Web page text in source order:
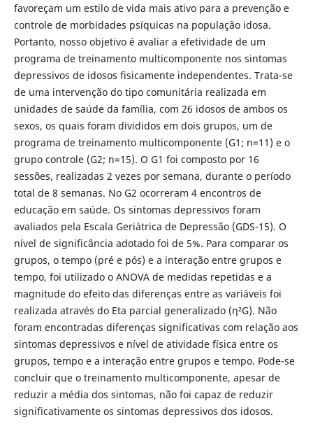
favoreçam um estilo de vida mais ativo para a prevenção e
controle de morbidades psíquicas na população idosa.
Portanto, nosso objetivo é avaliar a efetividade de um
programa de treinamento multicomponente nos sintomas
depressivos de idosos fisicamente independentes. Trata-se
de uma intervenção do tipo comunitária realizada em
unidades de saúde da família, com 26 idosos de ambos os
sexos, os quais foram divididos em dois grupos, um de
programa de treinamento multicomponente (G1; n=11) e o
grupo controle (G2; n=15). O G1 foi composto por 16
sessões, realizadas 2 vezes por semana, durante o período
total de 8 semanas. No G2 ocorreram 4 encontros de
educação em saúde. Os sintomas depressivos foram
avaliados pela Escala Geriátrica de Depressão (GDS-15). O
nível de significância adotado foi de 5%. Para comparar os
grupos, o tempo (pré e pós) e a interação entre grupos e
tempo, foi utilizado o ANOVA de medidas repetidas e a
magnitude do efeito das diferenças entre as variáveis foi
realizada através do Eta parcial generalizado (η²G). Não
foram encontradas diferenças significativas com relação aos
sintomas depressivos e nível de atividade física entre os
grupos, tempo e a interação entre grupos e tempo. Pode-se
concluir que o treinamento multicomponente, apesar de
reduzir a média dos sintomas, não foi capaz de reduzir
significativamente os sintomas depressivos dos idosos.